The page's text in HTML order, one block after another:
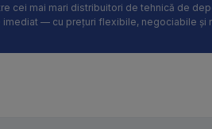
cei mai mari distribuitori de tehnică de
imediat — cu prețuri flexibile, negociabile și